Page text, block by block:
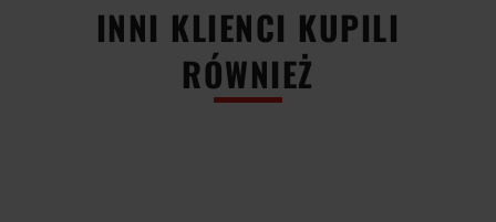
INNI KLIENCI KUPILI
RÓWNIEŻ